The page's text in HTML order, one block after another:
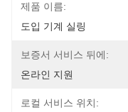
제품 이름:
도입 기계 실링
보증서 서비스 뒤에:
온라인 지원
로컬 서비스 위치: